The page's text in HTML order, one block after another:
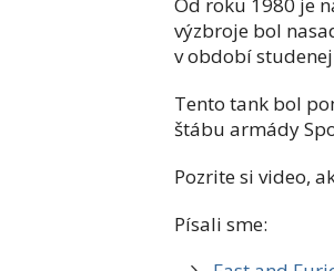
výzbroje bol
v období
Tento tank bol
štábu armády
Pozrite si video,
Písali sme: